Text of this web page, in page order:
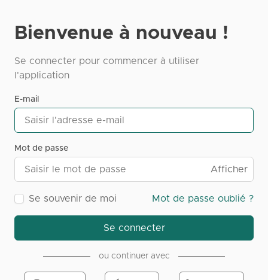
Bienvenue à nouveau !
Se connecter pour commencer à utiliser
l'application
E-mail
Mot de passe
Afficher
Se souvenir de moi Mot de passe oublié ?
Se connecter
ou continuer avec